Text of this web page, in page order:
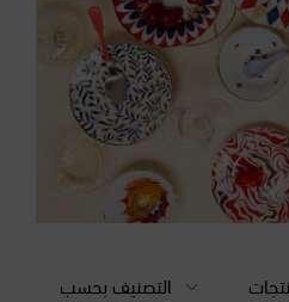
التصنيف بحسب